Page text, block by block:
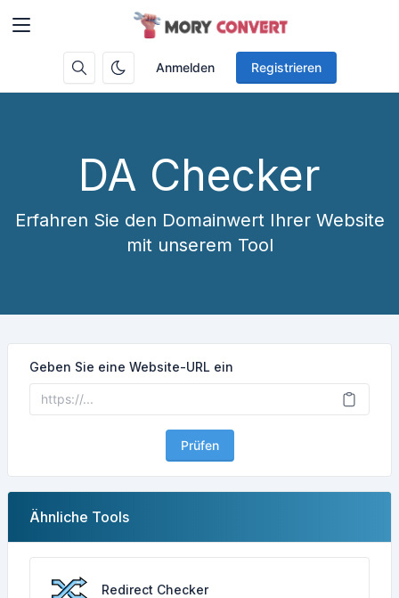
Anmelden Registrieren
DA Checker
Erfahren Sie den Domainwert Ihrer Website
mit unserem Tool
Geben Sie eine Website-URL ein
Prüfen
Ähnliche Tools
Redirect Checker